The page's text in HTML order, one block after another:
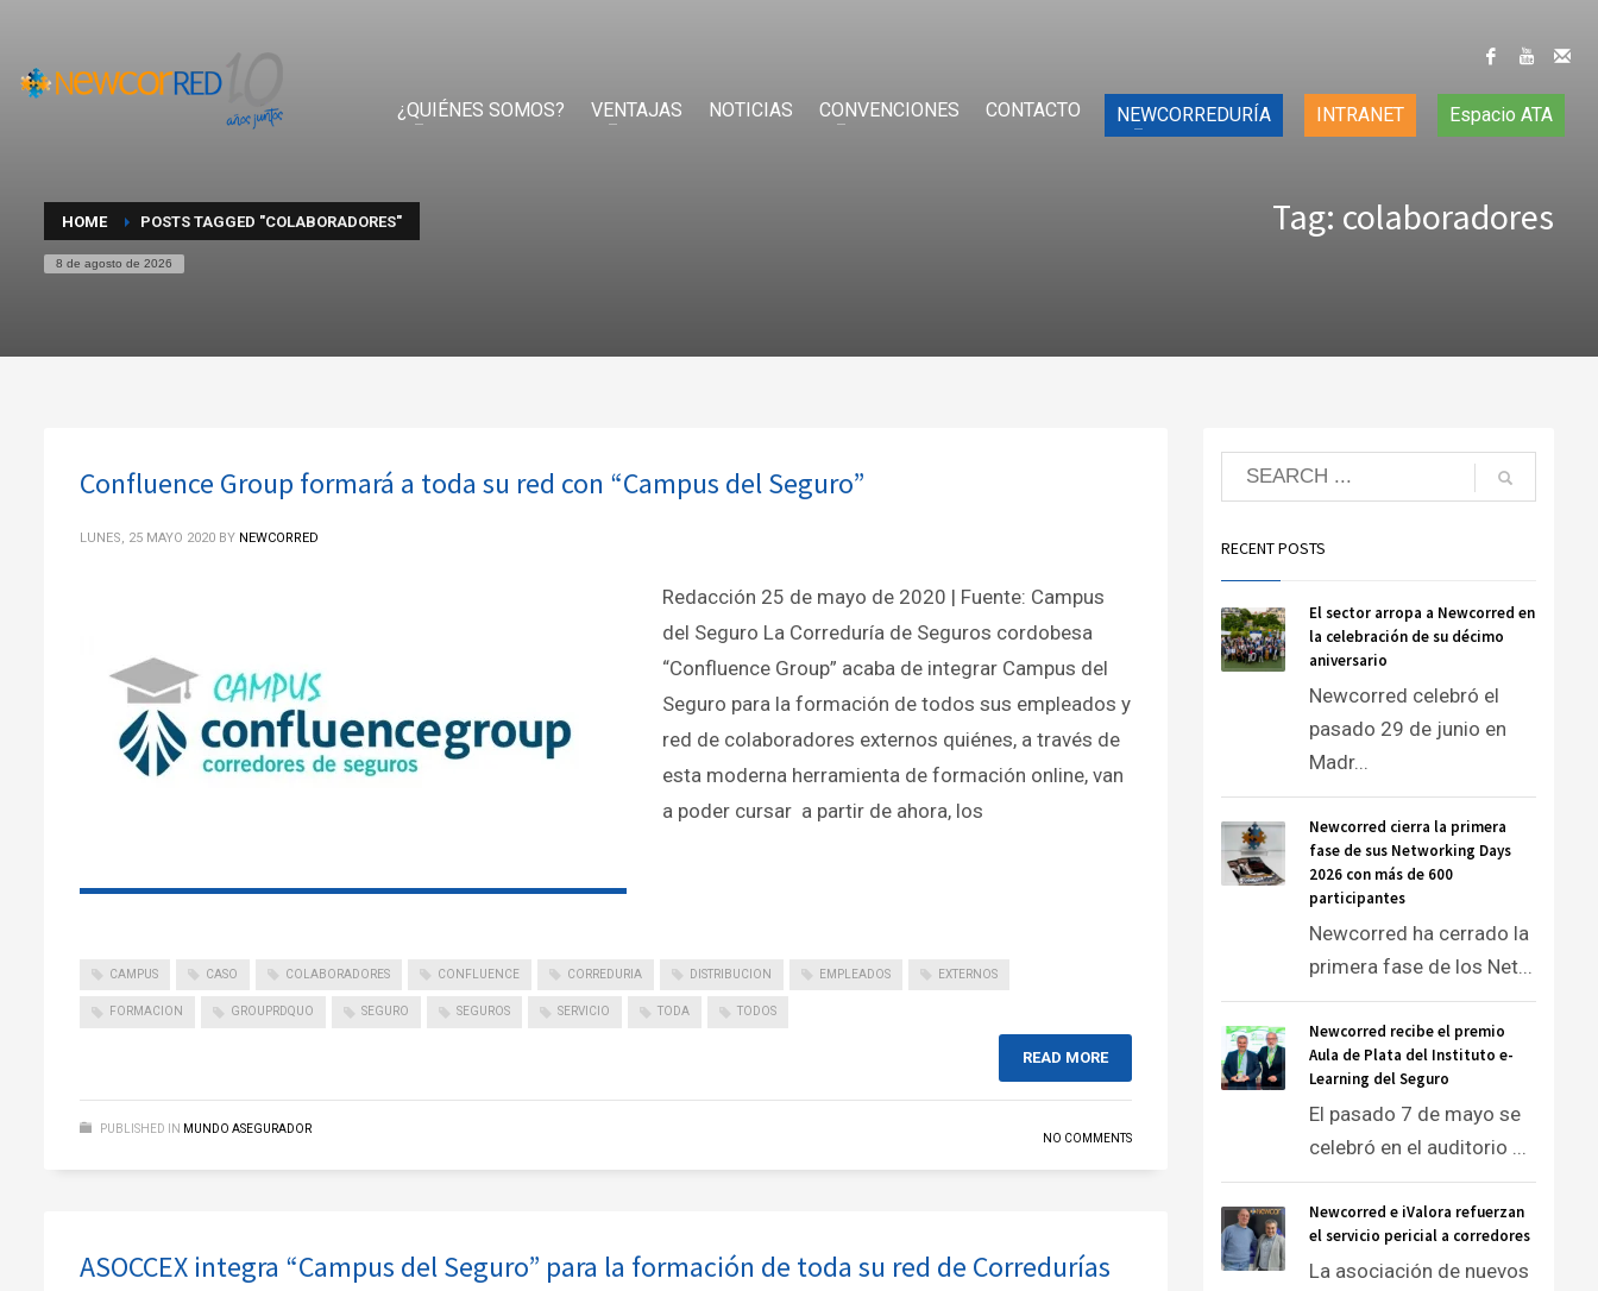
¿QUIÉNES SOMOS? VENTAJAS NOTICIAS CONVENCIONES CONTACTO NEWCORREDURÍA INTRANET Espacio ATA
HOME POSTS TAGGED "COLABORADORES"
8 de agosto de 2026
Tag: colaboradores
Confluence Group formará a toda su red con “Campus del Seguro”
LUNES, 25 MAYO 2020 BY NEWCORRED
Redacción 25 de mayo de 2020 | Fuente: Campus
del Seguro La Correduría de Seguros cordobesa
“Confluence Group” acaba de integrar Campus del
Seguro para la formación de todos sus empleados y
red de colaboradores externos quiénes, a través de
esta moderna herramienta de formación online, van
a poder cursar a partir de ahora, los
CAMPUS CASO COLABORADORES CONFLUENCE CORREDURIA DISTRIBUCION EMPLEADOS EXTERNOS
FORMACION GROUPRDQUO SEGURO SEGUROS SERVICIO TODA TODOS
READ MORE
PUBLISHED IN MUNDO ASEGURADOR
NO COMMENTS
ASOCCEX integra “Campus del Seguro” para la formación de toda su red de Corredurías
RECENT POSTS
El sector arropa a Newcorred en
la celebración de su décimo
aniversario
Newcorred celebró el
pasado 29 de junio en
Madr...
Newcorred cierra la primera
fase de sus Networking Days
2026 con más de 600
participantes
Newcorred ha cerrado la
primera fase de los Net...
Newcorred recibe el premio
Aula de Plata del Instituto e-
Learning del Seguro
El pasado 7 de mayo se
celebró en el auditorio ...
Newcorred e iValora refuerzan
el servicio pericial a corredores
La asociación de nuevos